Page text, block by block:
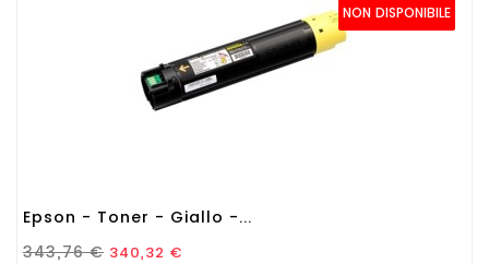
NON DISPONIBILE
Epson - Toner - Giallo -...
Prezzo Standard
343,76 € Prezzo
340,32 €